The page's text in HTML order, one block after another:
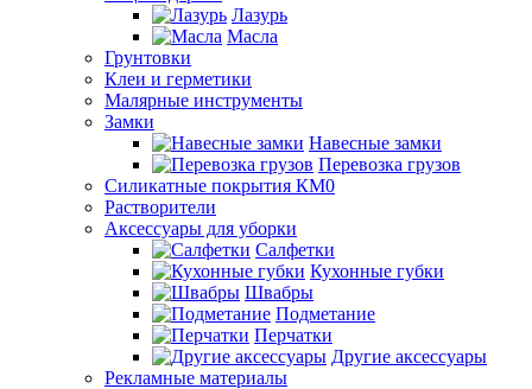
Лазурь
Масла
Грунтовки
Клеи и герметики
Малярные инструменты
Замки
Навесные замки
Перевозка грузов
Силикатные покрытия КМ0
Растворители
Аксессуары для уборки
Салфетки
Кухонные губки
Швабры
Подметание
Перчатки
Другие аксессуары
Рекламные материалы